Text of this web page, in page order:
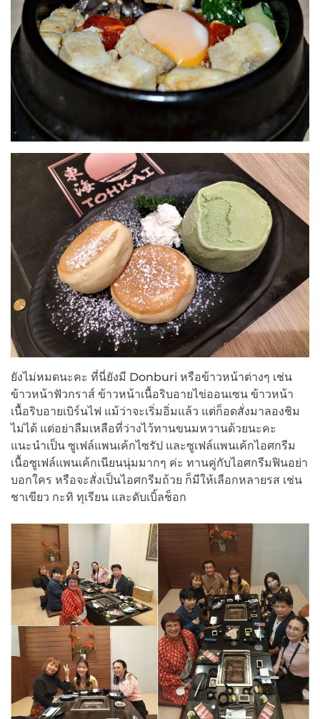
ยังไม่หมดนะคะ ที่นี่ยังมี Donburi หรือข้าวหน้าต่างๆ เช่น
ข้าวหน้าฟัวกราส์ ข้าวหน้าเนื้อริบอายไข่ออนเซน ข้าวหน้า
เนื้อริบอายเบิร์นไฟ แม้ว่าจะเริ่มอิ่มแล้ว แต่ก็อดสั่งมาลองชิม
ไม่ได้ แต่อย่าลืมเหลือที่ว่างไว้ทานขนมหวานด้วยนะคะ
แนะนำเป็น ซูเฟล์แพนเค้กไซรัป และซูเฟล์แพนเค้กไอศกรีม
เนื้อซูเฟล์แพนเค้กเนียนนุ่มมากๆ ค่ะ ทานคู่กับไอศกรีมฟินอย่า
บอกใคร หรือจะสั่งเป็นไอศกรีมถ้วย ก็มีให้เลือกหลายรส เช่น
ชาเขียว กะทิ ทุเรียน และดับเบิ้ลช็อก